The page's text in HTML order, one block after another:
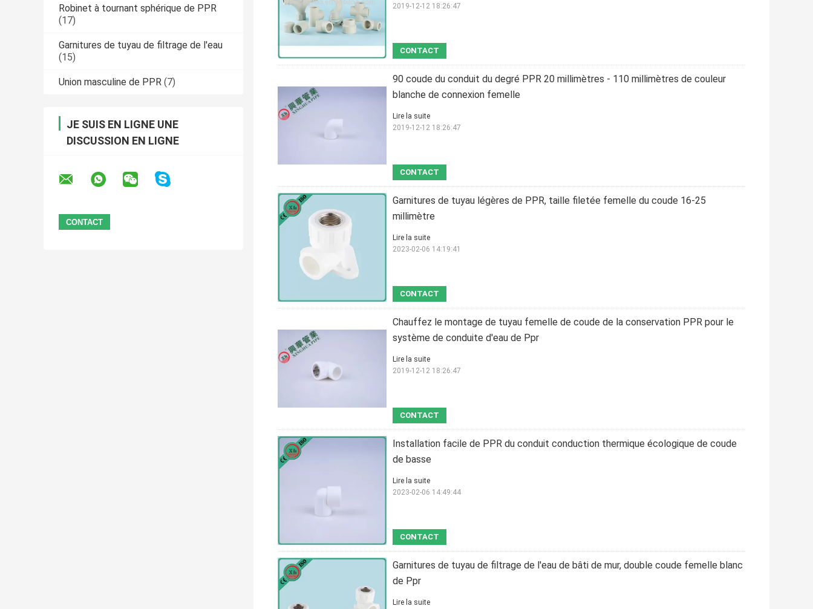
Robinet à tournant sphérique de PPR
(17)
Garnitures de tuyau de filtrage de l'eau
(15)
Union masculine de PPR (7)
JE SUIS EN LIGNE UNE
DISCUSSION EN LIGNE
CONTACT
2019-12-12 18:26:47
90 coude du conduit du degré PPR 20 millimètres - 110 millimètres de couleur
blanche de connexion femelle
CONTACT
Lire la suite
2019-12-12 18:26:47
Garnitures de tuyau légères de PPR, taille filetée femelle du coude 16-25
millimètre
CONTACT
Lire la suite
2023-02-06 14:19:41
Chauffez le montage de tuyau femelle de coude de la conservation PPR pour le
système de conduite d'eau de Ppr
CONTACT
Lire la suite
2019-12-12 18:26:47
Installation facile de PPR du conduit conduction thermique écologique de coude
de basse
CONTACT
Lire la suite
2023-02-06 14:49:44
Garnitures de tuyau de filtrage de l'eau de bâti de mur, double coude femelle blanc
de Ppr
Lire la suite